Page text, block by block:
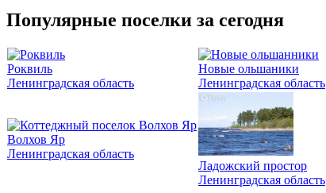
Популярные поселки за сегодня
Роквиль
Ленинградская область
Новые ольшаники
Ленинградская область
Волхов Яр
Ленинградская область
Ладожский простор
Ленинградская область